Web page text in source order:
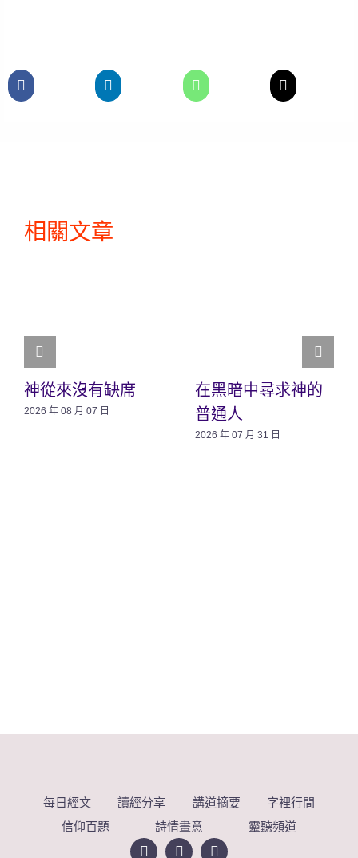
相關文章
神從來沒有缺席
2026 年 08 月 07 日
在黑暗中尋求神的
普通人
2026 年 07 月 31 日
每日經文 讀經分享 講道摘要
字裡行間
信仰百題
詩情畫意 靈聽頻道